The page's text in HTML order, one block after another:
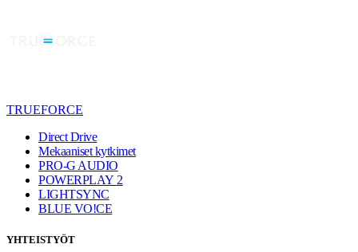
TRUEFORCE
Direct Drive
Mekaaniset kytkimet
PRO-G AUDIO
POWERPLAY 2
LIGHTSYNC
BLUE VO!CE
YHTEISTYÖT